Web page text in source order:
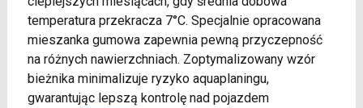
temperatura przekracza 7°C. Specjalnie opracowana
mieszanka gumowa zapewnia pewną przyczepność
na różnych nawierzchniach. Zoptymalizowany wzór
bieżnika minimalizuje ryzyko aquaplaningu,
gwarantując lepszą kontrolę nad pojazdem